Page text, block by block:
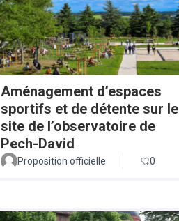
Aménagement d’espaces
sportifs et de détente sur le
site de l’observatoire de
Pech-David
Proposition officielle 0